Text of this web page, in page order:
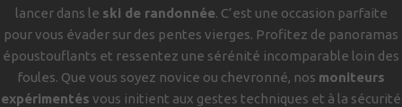
lancer dans le ski de randonnée. C’est une occasion parfaite
pour vous évader sur des pentes vierges. Profitez de panoramas
époustouflants et ressentez une sérénité incomparable loin des
foules. Que vous soyez novice ou chevronné, nos moniteurs
expérimentés vous initient aux gestes techniques et à la sécurité